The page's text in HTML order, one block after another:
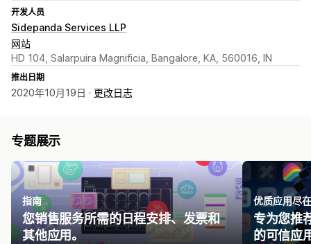
开发人员
Sidepanda Services LLP
网站
HD 104, Salarpuira Magnificia, Bangalore, KA, 560016, IN
推出日期
2020年10月19日 · 更改日志
专题展示
指南
您销售服务所需的日程安排、发票和
其他应用。
优质应用尽
专为您推
的可信应